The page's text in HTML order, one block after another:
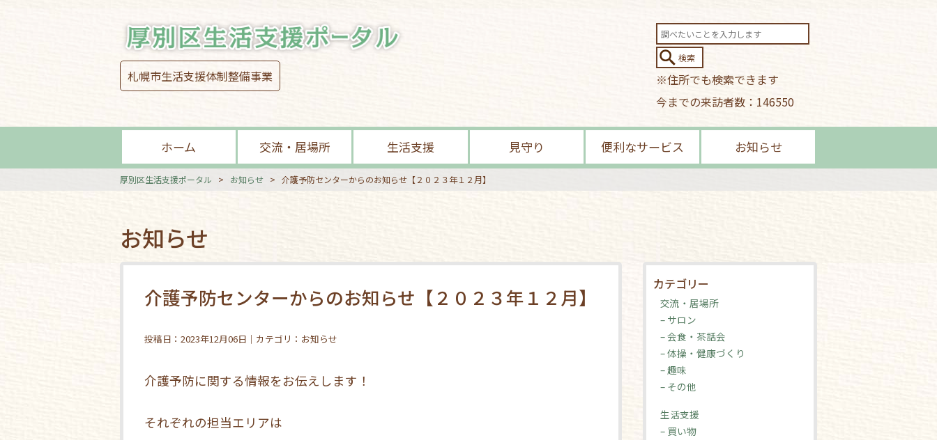
札幌市生活支援体制整備事業
※住所でも検索できます
今までの来訪者数：146550
ホーム 交流・居場所 生活支援 見守り 便利なサービス お知らせ
厚別区生活支援ポータル > お知らせ > 介護予防センターからのお知らせ【２０２３年１２月】
お知らせ
介護予防センターからのお知らせ【２０２３年１２月】
投稿日：2023年12月06日｜カテゴリ：お知らせ
介護予防に関する情報をお伝えします！
それぞれの担当エリアは
カテゴリー
交流・居場所
– サロン
– 会食・茶話会
– 体操・健康づくり
– 趣味
– その他
生活支援
– 買い物